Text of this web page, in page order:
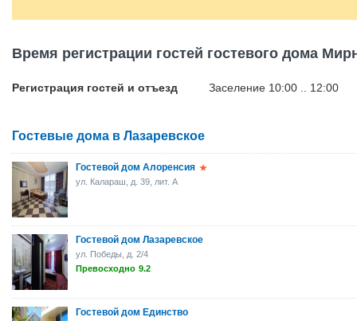
Время регистрации гостей гостевого дома
Регистрация гостей и отъезд Заселение 10:00 .. 12:00
Гостевые дома в Лазаревское
Гостевой дом Aлоренсия
ул. Калараш, д. 39, лит. А
Гостевой дом Лазаревское
ул. Победы, д. 2/4
Превосходно 9.2
Гостевой дом Единство